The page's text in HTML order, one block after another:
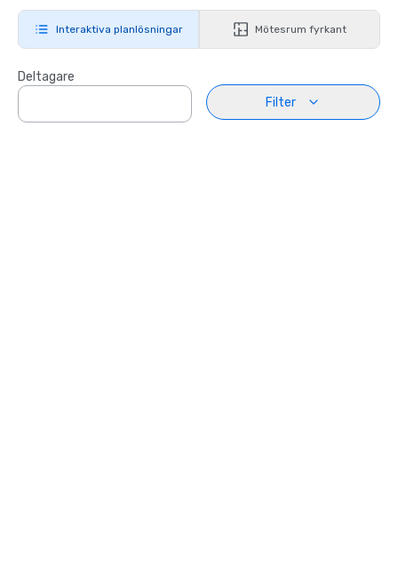
Interaktiva planlösningar Mötesrum fyrkant
Deltagare
Filter